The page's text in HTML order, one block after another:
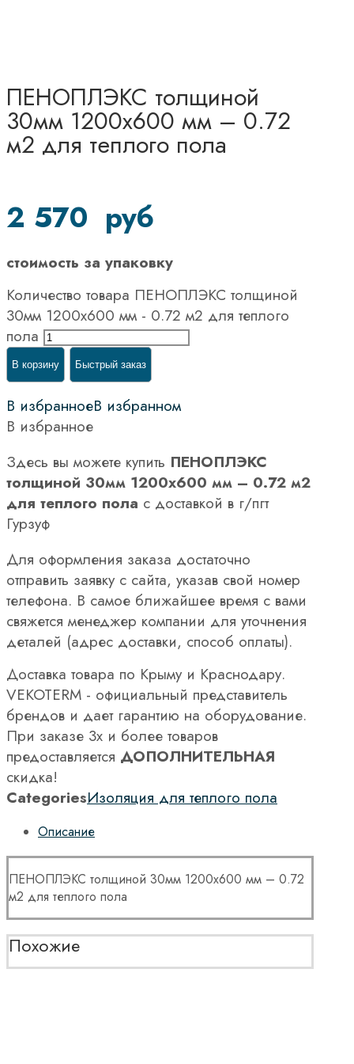
ПЕНОПЛЭКС толщиной
30мм 1200х600 мм – 0.72
м2 для теплого пола
2 570 руб
стоимость за упаковку
Количество товара ПЕНОПЛЭКС толщиной
30мм 1200х600 мм - 0.72 м2 для теплого
пола
В корзину Быстрый заказ
В избранноеВ избранном
В избранное
Здесь вы можете купить ПЕНОПЛЭКС
толщиной 30мм 1200х600 мм – 0.72 м2
для теплого пола с доставкой в г/пгт
Гурзуф
Для оформления заказа достаточно
отправить заявку с сайта, указав свой номер
телефона. В самое ближайшее время с вами
свяжется менеджер компании для уточнения
деталей (адрес доставки, способ оплаты).
Доставка товара по Крыму и Краснодару.
VEKOTERM - официальный представитель
брендов и дает гарантию на оборудование.
При заказе 3х и более товаров
предоставляется ДОПОЛНИТЕЛЬНАЯ
скидка!
CategoriesИзоляция для теплого пола
Описание
ПЕНОПЛЭКС толщиной 30мм 1200х600 мм – 0.72
м2 для теплого пола
Похожие